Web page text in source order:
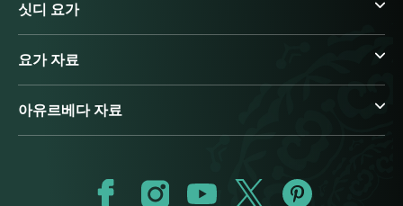
싯디 요가
요가 자료
아유르베다 자료